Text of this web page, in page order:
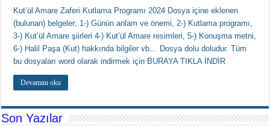
Kut’ül Amare Zaferi Kutlama Programı 2024 Dosya içine eklenen
(bulunan) belgeler; 1-) Günün anlam ve önemi, 2-) Kutlama programı,
3-) Kut’ül Amare şiirleri 4-) Kut’ül Amare resimleri, 5-) Konuşma metni,
6-) Halil Paşa (Kut) hakkında bilgiler vb… Dosya dolu doludur. Tüm
bu dosyaları word olarak indirmek için BURAYA TIKLA İNDİR
Devamını oku
Son Yazılar